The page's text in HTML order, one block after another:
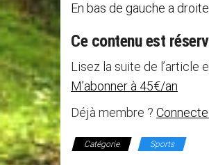
En bas de gauche a
Ce contenu est
Lisez la suite de l’article
M’abonner à 45€/an
Déjà membre ?
Catégorie Sports